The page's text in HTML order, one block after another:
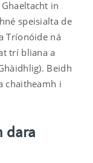
in
speisialta de
Tríonóide ná
trí bliana a
Beidh
chaitheamh i
dara